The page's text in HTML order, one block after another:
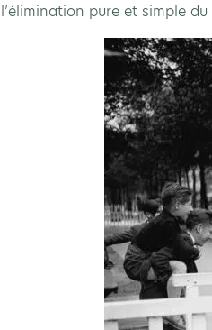
l’élimination pure et simple